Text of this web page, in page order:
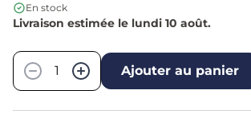
En stock
Livraison estimée le lundi 10 août.
−
+ Ajouter au panier